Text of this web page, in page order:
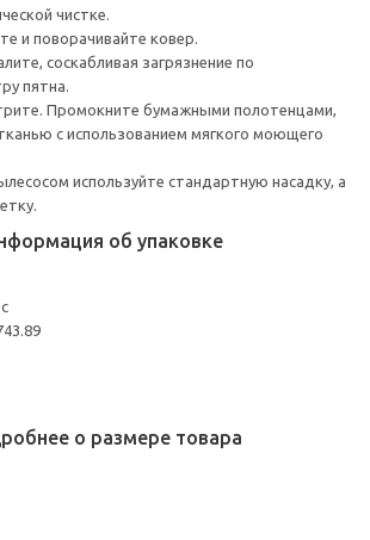
чистке.
и поворачивайте ковер.
соскабливая загрязнение по
пятна.
Промокните бумажными полотенцами,
с использованием мягкого моющего
используйте стандартную насадку, а
об упаковке
о размере товара